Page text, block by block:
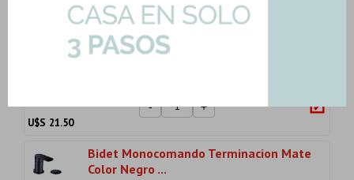
117.60
Toallero Recto De Zinc Metal Negro
Mate Negro
- +
U$S 21.50
Bidet Monocomando Terminacion Mate
Color Negro ...